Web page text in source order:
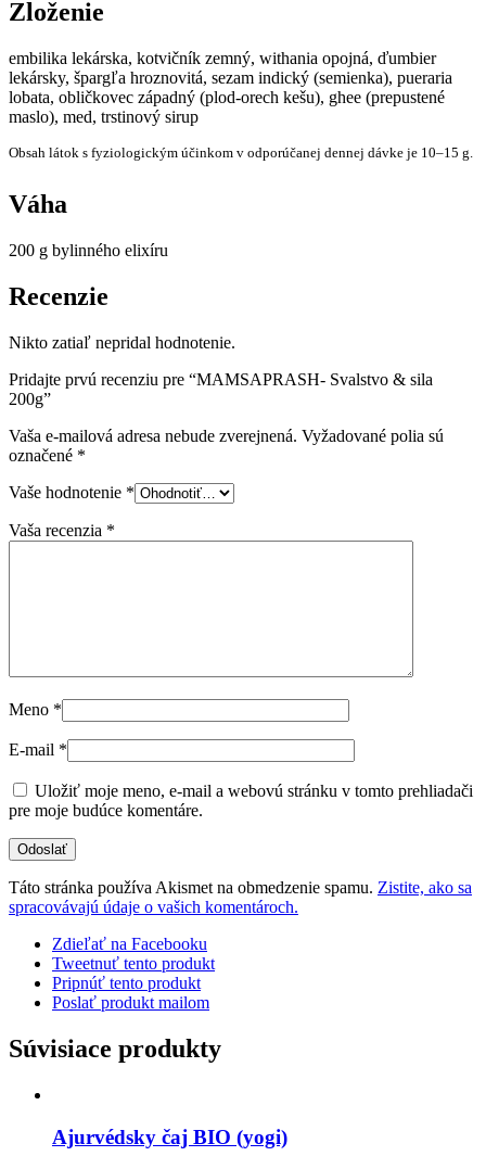
Zloženie
embilika lekárska, kotvičník zemný, withania opojná, ďumbier
lekársky, špargľa hroznovitá, sezam indický (semienka), pueraria
lobata, obličkovec západný (plod-orech kešu), ghee (prepustené
maslo), med, trstinový sirup
Obsah látok s fyziologickým účinkom v odporúčanej dennej dávke je 10–15 g.
Váha
200 g bylinného elixíru
Recenzie
Nikto zatiaľ nepridal hodnotenie.
Pridajte prvú recenziu pre “MAMSAPRASH- Svalstvo & sila
200g”
Vaša e-mailová adresa nebude zverejnená. Vyžadované polia sú
označené *
Vaše hodnotenie *
Vaša recenzia *
Meno *
E-mail *
Uložiť moje meno, e-mail a webovú stránku v tomto prehliadači
pre moje budúce komentáre.
Táto stránka používa Akismet na obmedzenie spamu. Zistite, ako sa
spracovávajú údaje o vašich komentároch.
Zdieľať na Facebooku
Tweetnuť tento produkt
Pripnúť tento produkt
Poslať produkt mailom
Súvisiace produkty
Ajurvédsky čaj BIO (yogi)